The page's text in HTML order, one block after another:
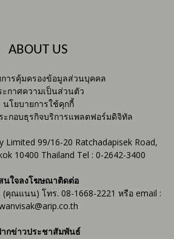
ABOUT US
ารคุ้มครองข้อมูลส่วนบุคคล
ะกาศความเป็นส่วนตัว
นโยบายการใช้คุกกี้
ะกอบธุรกิจบริการแพลตฟอร์มดิจิทัล
Limited 99/16-20 Ratchadapisek Road,
10400 Thailand Tel : 0-2642-3400
นใจลงโฆษณาติดต่อ
ณแนน) โทร. 08-1668-2221 หรือ email :
ากข่าวประชาสัมพันธ์